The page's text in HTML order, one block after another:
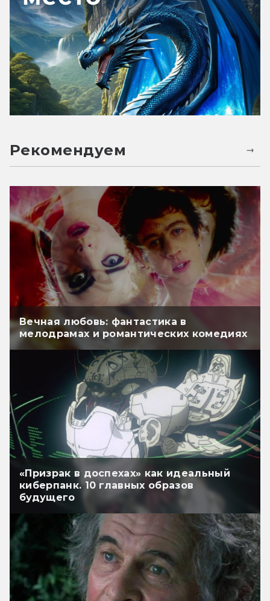
Рекомендуем
Вечная любовь: фантастика в
мелодрамах и романтических комедиях
«Призрак в доспехах» как идеальный
киберпанк. 10 главных образов
будущего